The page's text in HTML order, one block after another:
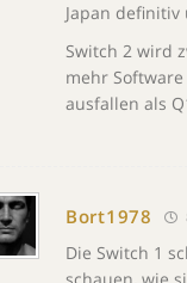
Japan
Switch 2 wird
mehr
ausfallen als
Bort1978
Die Switch 1